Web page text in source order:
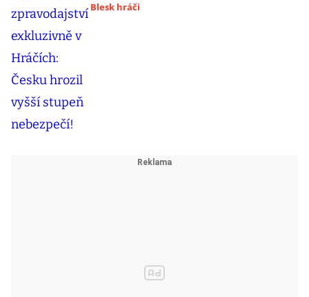
Blesk hráči